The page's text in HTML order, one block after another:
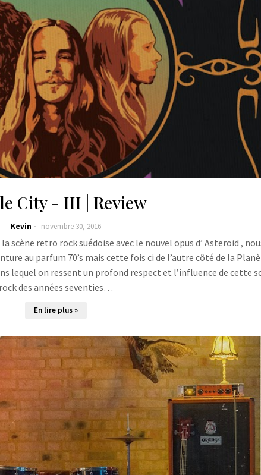
City - III | Review
Kevin novembre 30, 2016
scène retro rock suédoise avec le nouvel opus d’ Asteroid ,
au parfum 70’s mais cette fois ci de l’autre côté de la
lequel on ressent un profond respect et l’influence de cette
rock des années seventies…
En lire plus »